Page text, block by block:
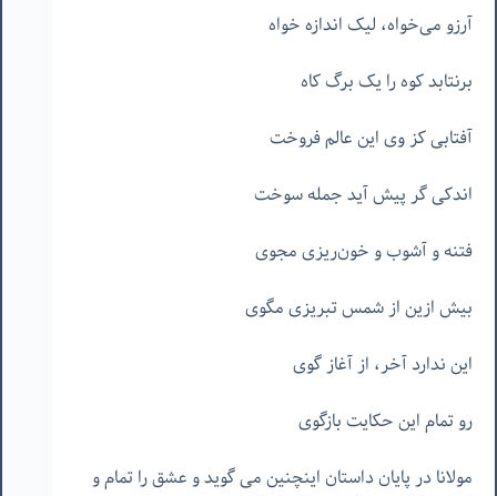
آرزو می‌خواه، لیک اندازه خواه
برنتابد کوه را یک برگ کاه
آفتابی کز وی این عالم فروخت
اندکی گر پیش آید جمله سوخت
فتنه و آشوب و خون‌ریزی مجوی
بیش ازین از شمس تبریزی مگوی
این ندارد آخر، از آغاز گوی
رو تمام این حکایت بازگوی
مولانا در پایان داستان اینچنین می گوید و عشق را تمام و